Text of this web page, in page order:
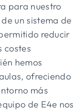
para nuestro
un sistema de
reducir
costes
hemos
ofreciendo
más
de E4e nos